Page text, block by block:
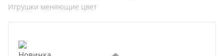
Игрушки меняющие цвет